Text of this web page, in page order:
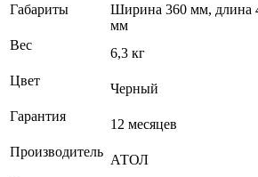
Габариты
Ширина 360 мм, длина
мм
Вес
6,3 кг
Цвет
Черный
Гарантия
12 месяцев
Производитель
АТОЛ